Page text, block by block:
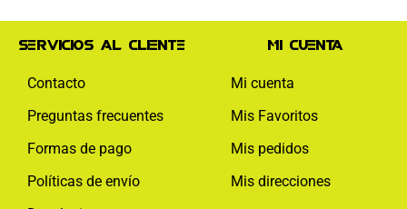
Servicios al cliente
Contacto
Preguntas frecuentes
Formas de pago
Políticas de envío
Mi cuenta
Mi cuenta
Mis Favoritos
Mis pedidos
Mis direcciones